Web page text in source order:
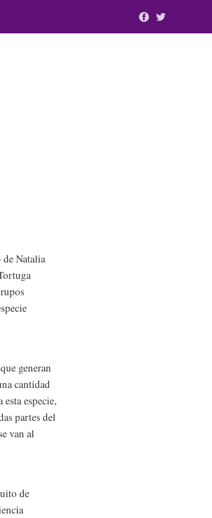
Natalia
generan
cantidad
especie,
partes del
van al
de